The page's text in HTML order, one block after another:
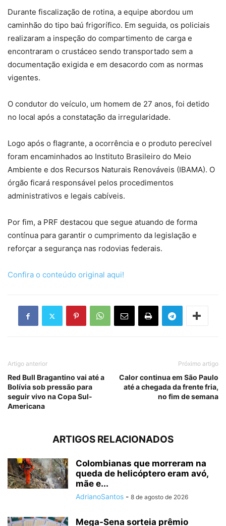
Durante fiscalização de rotina, a equipe abordou um
caminhão do tipo baú frigorífico. Em seguida, os policiais
realizaram a inspeção do compartimento de carga e
encontraram o crustáceo sendo transportado sem a
documentação exigida e em desacordo com as normas
vigentes.
O condutor do veículo, um homem de 27 anos, foi detido
no local após a constatação da irregularidade.
Logo após o flagrante, a ocorrência e o produto perecível
foram encaminhados ao Instituto Brasileiro do Meio
Ambiente e dos Recursos Naturais Renováveis (IBAMA). O
órgão ficará responsável pelos procedimentos
administrativos e legais cabíveis.
Por fim, a PRF destacou que segue atuando de forma
contínua para garantir o cumprimento da legislação e
reforçar a segurança nas rodovias federais.
Confira o conteúdo original aqui!
Artigo anterior
Red Bull Bragantino vai até a
Bolívia sob pressão para
seguir vivo na Copa Sul-
Americana
Próximo artigo
Calor continua em São Paulo
até a chegada da frente fria,
no fim de semana
ARTIGOS RELACIONADOS
Colombianas que morreram na
queda de helicóptero eram avó,
mãe e...
AdrianoSantos - 8 de agosto de 2026
Mega-Sena sorteia prêmio